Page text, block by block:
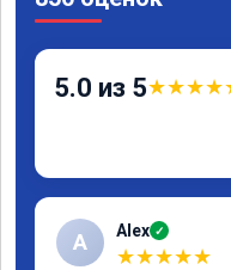
5.0 из 5★★★★
A Alex ✓
★★★★★